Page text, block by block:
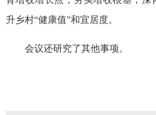
升乡村“健康值”和宜居度。
会议还研究了其他事项。